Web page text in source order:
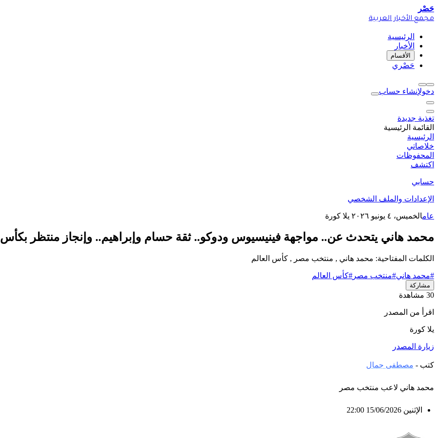
حَصْر
مجمع الأخبار العربية
الرئيسية
الأخبار
الأقسام
حَصْري
دخولإنشاء حساب
تغذية جديدة
القائمة الرئيسية
الرئيسية
خلاصاتي
المحفوظات
اكتشف
حسابي
الإعدادات والملف الشخصي
عامالخميس، ٤ يونيو ٢٠٢٦ يلا كورة
محمد هاني يتحدث عن.. مواجهة فينيسيوس ودوكو.. ثقة حسام وإبراهيم.. وإنجاز منتظر بكأس
الكلمات المفتاحية: محمد هاني , منتخب مصر , كأس العالم
#محمد هاني#منتخب مصر #كأس العالم
مشاركة
30 مشاهدة
اقرأ من المصدر
يلا كورة
زيارة المصدر
كتب - مصطفى جمال
محمد هاني لاعب منتخب مصر
الإثنين 15/06/2026 22:00